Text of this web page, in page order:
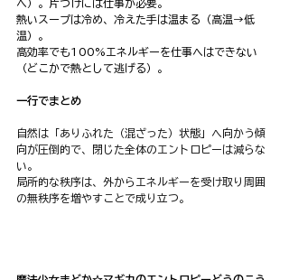
へ）。片づけには仕事が必要。
熱いスープは冷め、冷えた手は温まる（高温→低
温）。
高効率でも100%エネルギーを仕事へはできない
（どこかで熱として逃げる）。
一行でまとめ
自然は「ありふれた（混ざった）状態」へ向かう傾
向が圧倒的で、閉じた全体のエントロピーは減らな
い。
局所的な秩序は、外からエネルギーを受け取り周囲
の無秩序を増やすことで成り立つ。